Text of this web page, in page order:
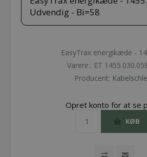
Udvendig - Bi=58
EasyTrax energikæde -
Varenr.: ET
Producent:
Opret konto for at se
KØB